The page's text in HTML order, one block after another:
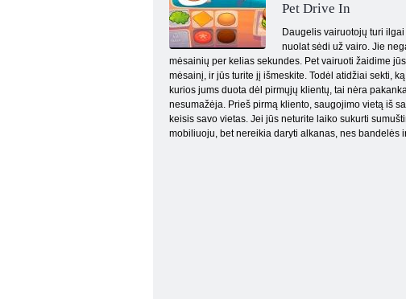
Skruzdžių minų magnatas
Pet Drive In
Daugelis vairuotojų turi
nuolat sėdi už vairo. Jie
mėsainių per kelias sekundes. Pet vairuoti žaidime
mėsainį, ir jūs turite jį išmeskite. Todėl atidžiai sekti,
kurios jums duota dėl pirmųjų klientų, tai nėra
nesumažėja. Prieš pirmą kliento, saugojimo vietą iš
keisis savo vietas. Jei jūs neturite laiko sukurti
mobiliuoju, bet nereikia daryti alkanas, nes